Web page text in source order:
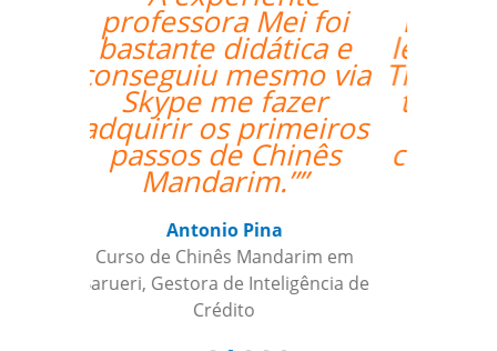
Brazilian Portuguese
lessons with Language
Trainers in Manaus. My
teacher was a delight
and gave me lots of
constructive feedback.
Recommended. ””
Thomas Parker
Curso de Português em Manaus